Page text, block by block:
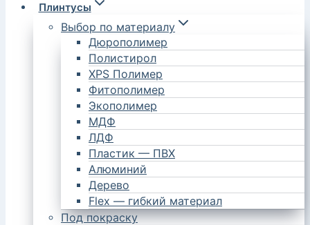
Плинтусы
Выбор по материалу
Дюрополимер
Полистирол
XPS Полимер
Фитополимер
Экополимер
МДФ
ЛДФ
Пластик — ПВХ
Алюминий
Дерево
Flex — гибкий материал
Под покраску